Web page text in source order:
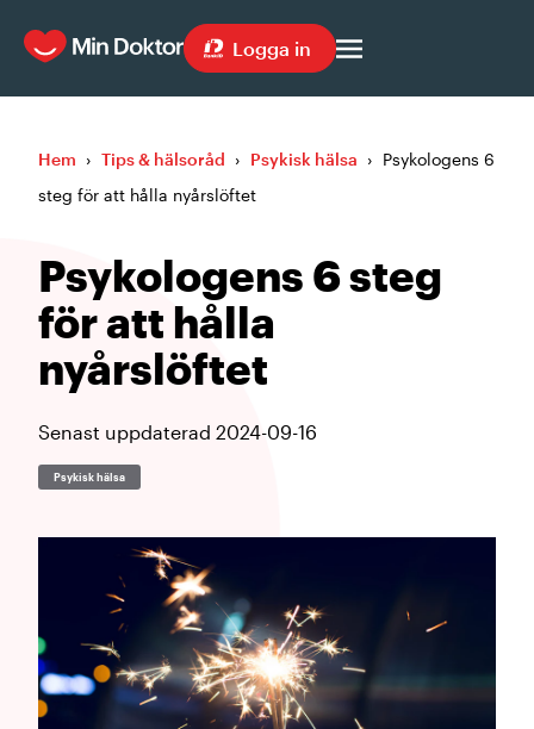
Logga in
Hem › Tips & hälsoråd › Psykisk hälsa › Psykologens 6
steg för att hålla nyårslöftet
Psykologens 6 steg
för att hålla
nyårslöftet
Senast uppdaterad 2024-09-16
Psykisk hälsa